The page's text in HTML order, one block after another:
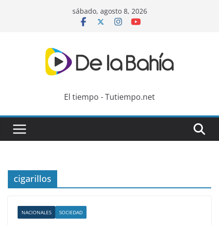
sábado, agosto 8, 2026
El tiempo - Tutiempo.net
cigarillos
NACIONALES SOCIEDAD